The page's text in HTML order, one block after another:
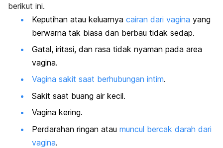
berikut ini.
Keputihan atau keluarnya cairan dari vagina yang
berwarna tak biasa dan berbau tidak sedap.
Gatal, iritasi, dan rasa tidak nyaman pada area
vagina.
Vagina sakit saat berhubungan intim.
Sakit saat buang air kecil.
Vagina kering.
Perdarahan ringan atau muncul bercak darah dari
vagina.